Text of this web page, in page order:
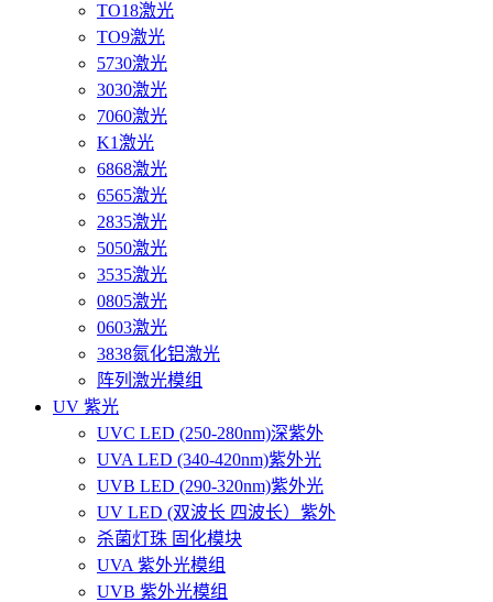
TO18激光
TO9激光
5730激光
3030激光
7060激光
K1激光
6868激光
6565激光
2835激光
5050激光
3535激光
0805激光
0603激光
3838氮化铝激光
阵列激光模组
UV 紫光
UVC LED (250-280nm)深紫外
UVA LED (340-420nm)紫外光
UVB LED (290-320nm)紫外光
UV LED (双波长 四波长）紫外
杀菌灯珠 固化模块
UVA 紫外光模组
UVB 紫外光模组